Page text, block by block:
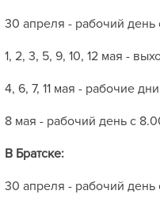
30 апреля - рабочий день
1, 2, 3, 5, 9, 10, 12 мая -
4, 6, 7, 11 мая - рабочие
8 мая - рабочий день с
В Братске:
30 апреля - рабочий день